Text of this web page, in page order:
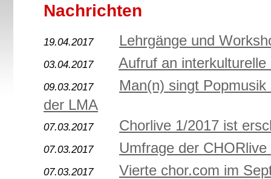
Nachrichten
19.04.2017 Lehrgänge und
03.04.2017 Aufruf an
09.03.2017
Man(n) singt
der LMA
07.03.2017 Chorlive 1/2017 ist
07.03.2017 Umfrage der CHORlive
07.03.2017 Vierte chor.com im